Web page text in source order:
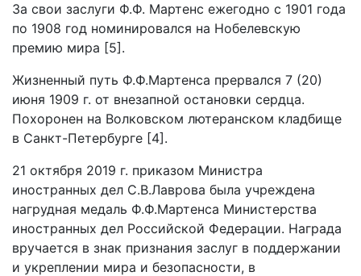
За свои заслуги Ф.Ф. Мартенс ежегодно с 1901 года
по 1908 год номинировался на Нобелевскую
премию мира [5].
Жизненный путь Ф.Ф.Мартенса прервался 7 (20)
июня 1909 г. от внезапной остановки сердца.
Похоронен на Волковском лютеранском кладбище
в Санкт-Петербурге [4].
21 октября 2019 г. приказом Министра
иностранных дел С.В.Лаврова была учреждена
нагрудная медаль Ф.Ф.Мартенса Министерства
иностранных дел Российской Федерации. Награда
вручается в знак признания заслуг в поддержании
и укреплении мира и безопасности, в